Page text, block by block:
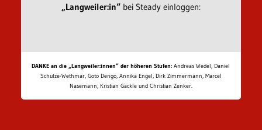
„Langweiler:in“bei Steady einloggen:
DANKE an die „Langweiler:innen“ der höheren Stufen: Andreas Wedel, Daniel
Schulze-Wethmar, Goto Dengo, Annika Engel, Dirk Zimmermann, Marcel
Nasemann, Kristian Gäckle und Christian Zenker.